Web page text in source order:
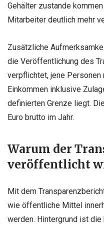
Gehälter zustande
Mitarbeiter deutlich mehr
Zusätzliche
die Veröffentlichung des
verpflichtet, jene Personen
Einkommen inklusive
definierten Grenze liegt.
Euro brutto im Jahr.
Warum der
veröffentlicht
Mit dem
wie öffentliche Mittel
werden. Hintergrund ist